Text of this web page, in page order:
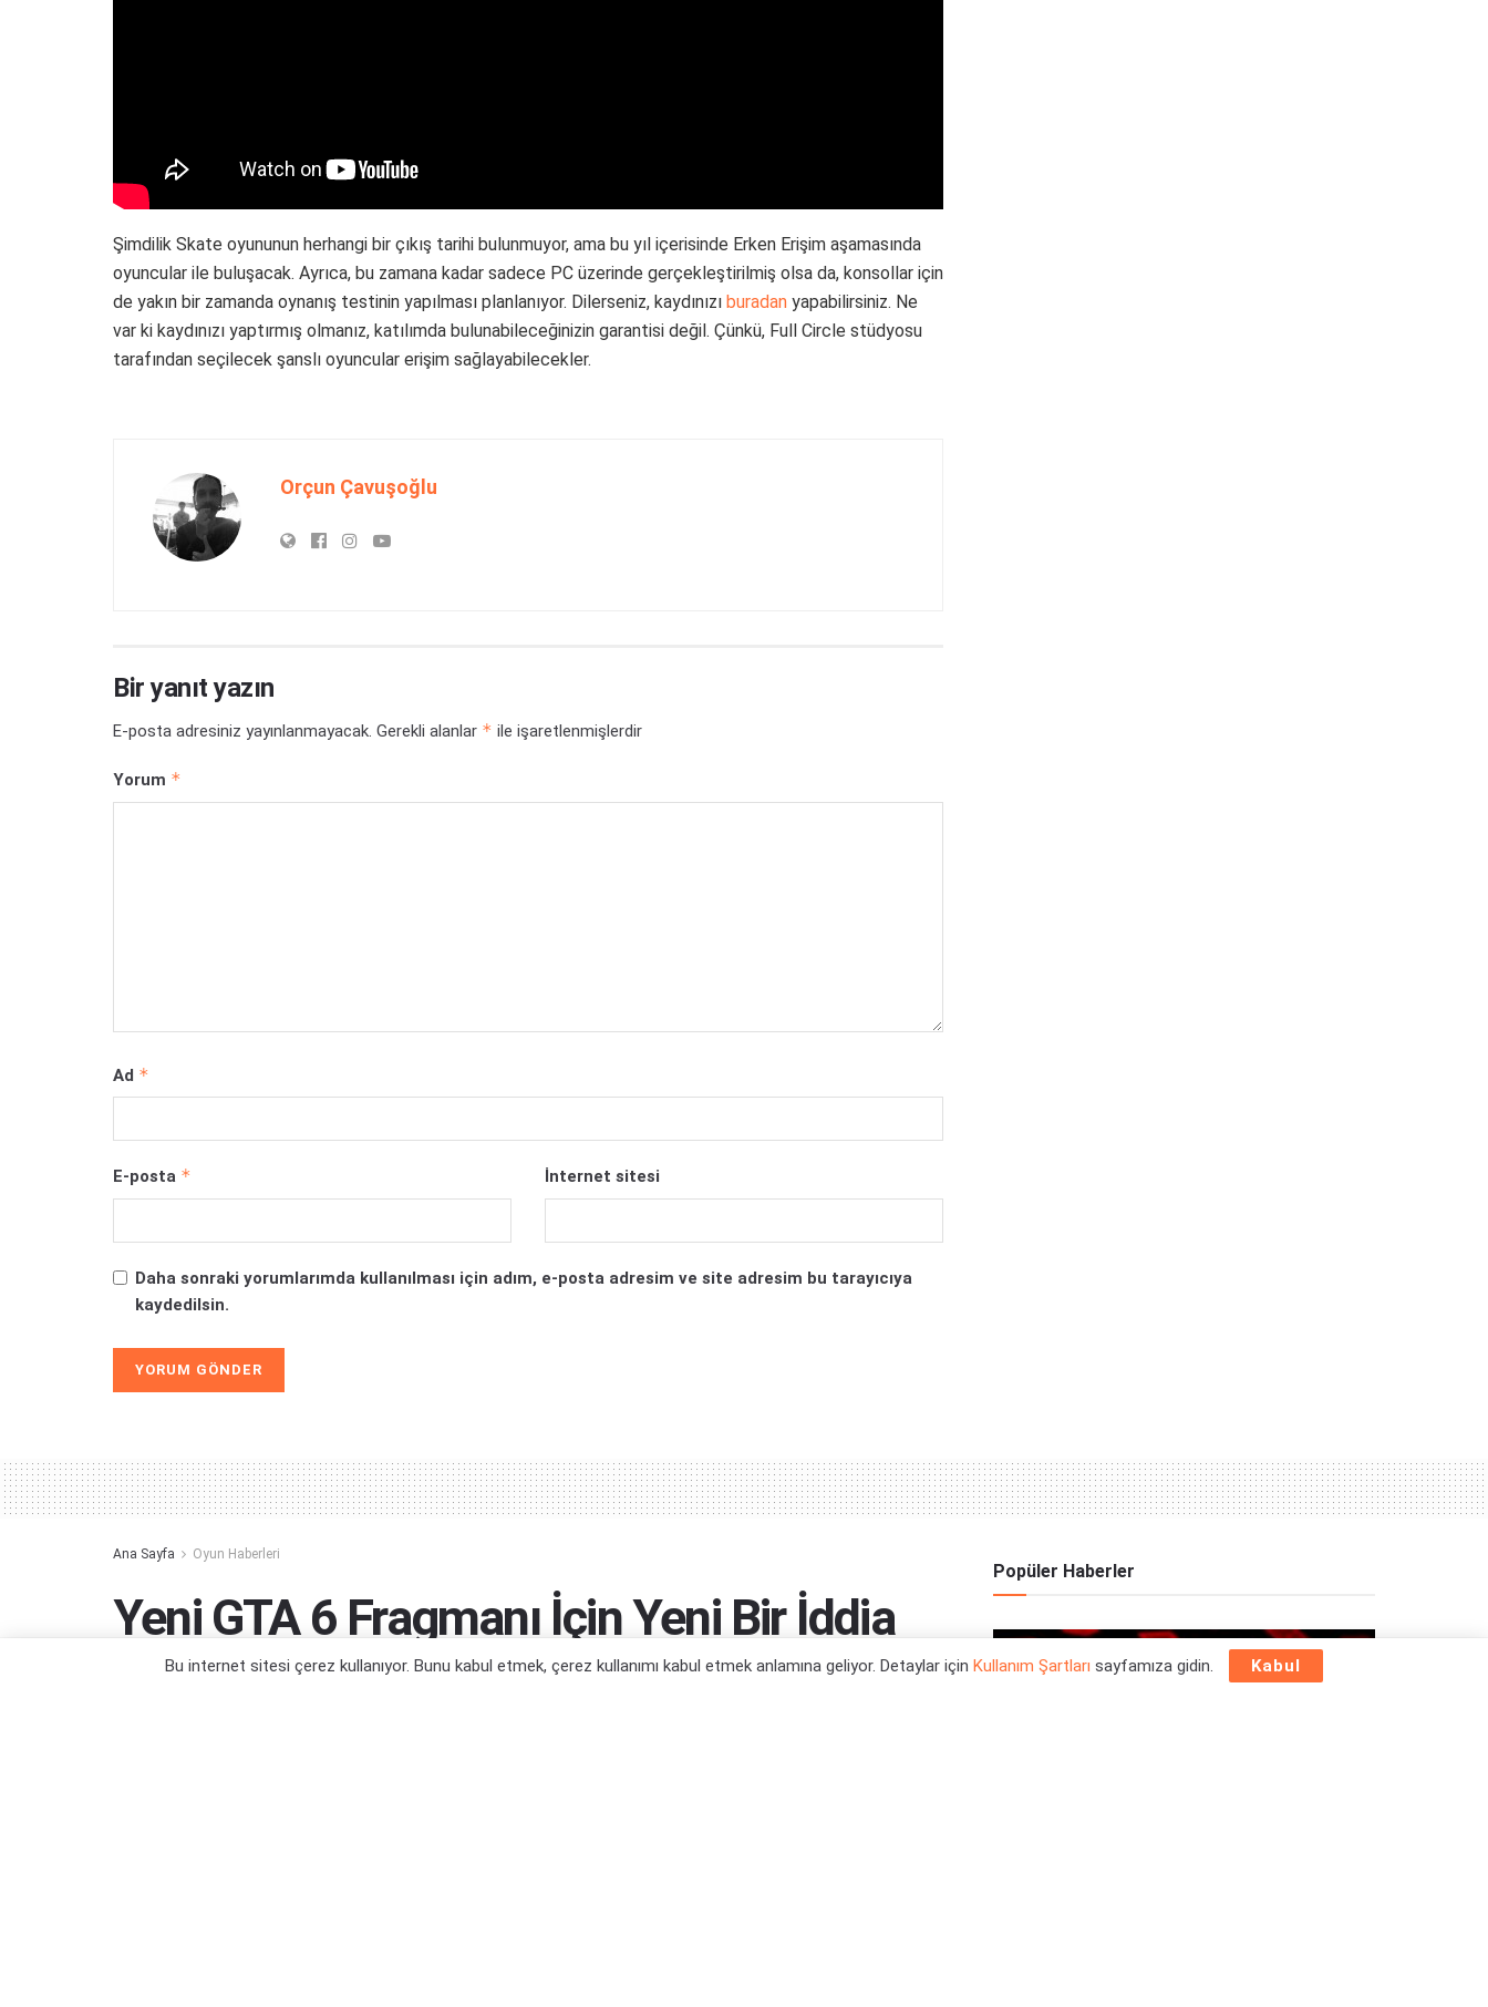
Şimdilik Skate oyununun herhangi bir çıkış tarihi bulunmuyor, ama bu yıl içerisinde Erken Erişim aşamasında
oyuncular ile buluşacak. Ayrıca, bu zamana kadar sadece PC üzerinde gerçekleştirilmiş olsa da, konsollar için
de yakın bir zamanda oynanış testinin yapılması planlanıyor. Dilerseniz, kaydınızı buradan yapabilirsiniz. Ne
var ki kaydınızı yaptırmış olmanız, katılımda bulunabileceğinizin garantisi değil. Çünkü, Full Circle stüdyosu
tarafından seçilecek şanslı oyuncular erişim sağlayabilecekler.
Orçun Çavuşoğlu
Bir yanıt yazın
E-posta adresiniz yayınlanmayacak. Gerekli alanlar * ile işaretlenmişlerdir
Yorum *
Ad *
E-posta * İnternet sitesi
Daha sonraki yorumlarımda kullanılması için adım, e-posta adresim ve site adresim bu tarayıcıya
kaydedilsin.
Ana Sayfa Oyun Haberleri
Yeni GTA 6 Fragmanı İçin Yeni Bir İddia
Bekleye bekleye kuruduk!
Popüler Haberler
Bu internet sitesi çerez kullanıyor. Bunu kabul etmek, çerez kullanımı kabul etmek anlamına geliyor. Detaylar için Kullanım Şartları sayfamıza gidin. Kabul